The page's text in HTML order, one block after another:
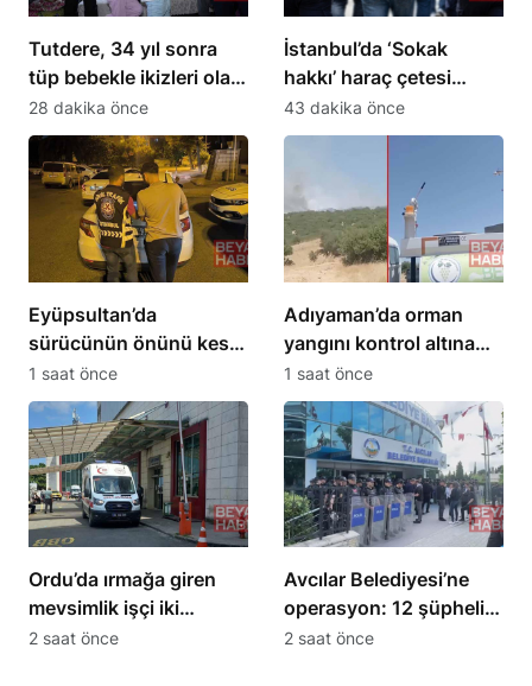
Tutdere, 34 yıl sonra
tüp bebekle ikizleri olan
aileyi ziyaret etti
28 dakika önce
İstanbul’da ‘Sokak
hakkı’ haraç çetesi
operasyonu: 24
tutuklama
43 dakika önce
Eyüpsultan’da
sürücünün önünü kesip
tehdit eden saldırgana
180 bin lira ceza
1 saat önce
Adıyaman’da orman
yangını kontrol altına
alındı
1 saat önce
Ordu’da ırmağa giren
mevsimlik işçi iki
kardeşten Ersin öldü
2 saat önce
Avcılar Belediyesi’ne
operasyon: 12 şüpheli
tutuklama talebiyle sevk
2 saat önce